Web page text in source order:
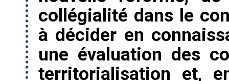
collégialité dans le
à décider en
une évaluation des
territorialisation et,